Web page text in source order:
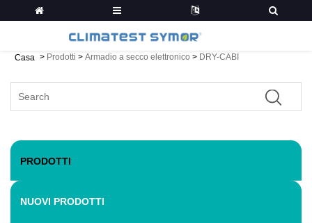
Casa > Prodotti > Armadio a secco elettronico > DRY-CABI
PRODOTTI
NUOVI PRODOTTI